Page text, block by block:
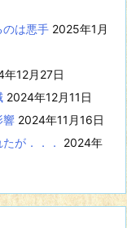
のは悪手 2025年1月
年12月27日
2024年12月11日
響 2024年11月16日
が．．．
2024年